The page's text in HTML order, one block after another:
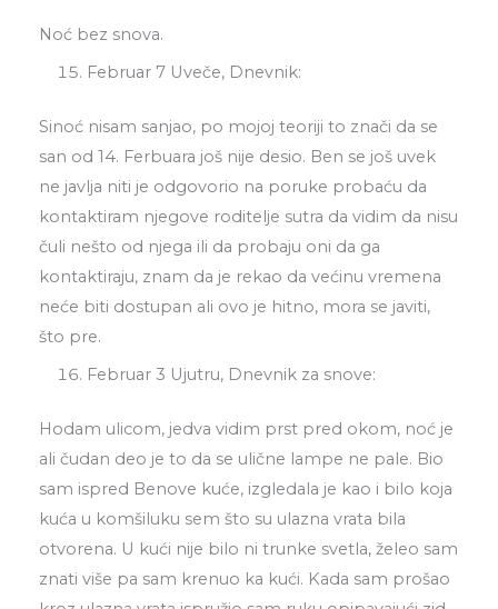
Noć bez snova.
Februar 7 Uveče, Dnevnik:
Sinoć nisam sanjao, po mojoj teoriji to znači da se
san od 14. Ferbuara još nije desio. Ben se još uvek
ne javlja niti je odgovorio na poruke probaću da
kontaktiram njegove roditelje sutra da vidim da nisu
čuli nešto od njega ili da probaju oni da ga
kontaktiraju, znam da je rekao da većinu vremena
neće biti dostupan ali ovo je hitno, mora se javiti,
što pre.
Februar 3 Ujutru, Dnevnik za snove:
Hodam ulicom, jedva vidim prst pred okom, noć je
ali čudan deo je to da se ulične lampe ne pale. Bio
sam ispred Benove kuće, izgledala je kao i bilo koja
kuća u komšiluku sem što su ulazna vrata bila
otvorena. U kući nije bilo ni trunke svetla, želeo sam
znati više pa sam krenuo ka kući. Kada sam prošao